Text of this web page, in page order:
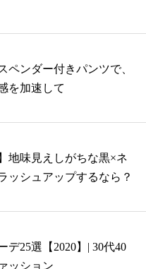
ペンダー付きパンツで、
を加速して
地味見えしがちな黒×ネ
ッシュアップするなら？
デ25選【2020】| 30代40
ッション